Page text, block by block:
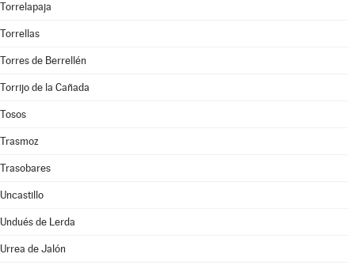
Torrelapaja
Torrellas
Torres de Berrellén
Torrijo de la Cañada
Tosos
Trasmoz
Trasobares
Uncastillo
Undués de Lerda
Urrea de Jalón